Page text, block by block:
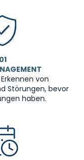
01
von
Störungen, bevor
haben.